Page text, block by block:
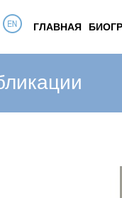
ГЛАВНАЯ